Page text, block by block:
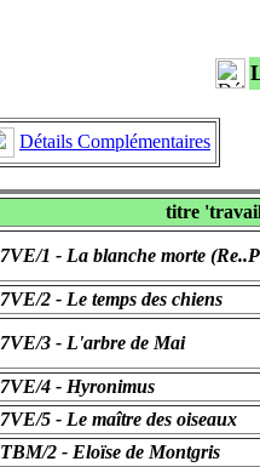
Détails Complémentaires
titre
7VE/1 - La blanche morte
7VE/2 - Le temps des chiens
7VE/3 - L'arbre de Mai
7VE/4 - Hyronimus
7VE/5 - Le maître des oiseaux
TBM/2 - Eloïse de Montgris